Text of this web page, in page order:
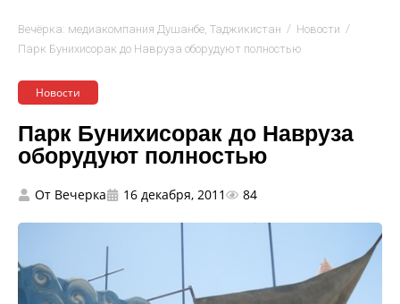
Вечёрка: медиакомпания Душанбе, Таджикистан / Новости /
Парк Бунихисорак до Навруза оборудуют полностью
Новости
Парк Бунихисорак до Навруза
оборудуют полностью
От Вечерка 16 декабря, 2011 84